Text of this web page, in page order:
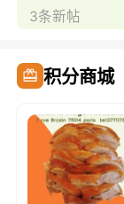
3条新帖
积分商城